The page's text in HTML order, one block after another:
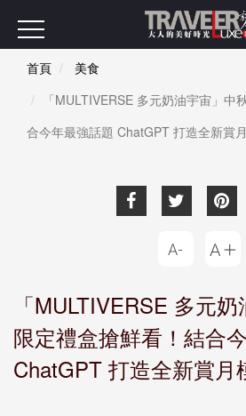
首頁
美食
「MULTIVERSE 多元奶油宇宙」中
合今年最強話題 ChatGPT 打造全新賞
「MULTIVERSE 多元
限定禮盒搶鮮看！結合
ChatGPT 打造全新賞月